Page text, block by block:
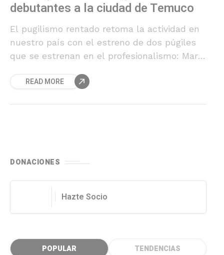
debutantes a la ciudad de Temuco
El pugilismo rentado retoma la actividad en
nuestro país con el estreno de dos púgiles
que se estrenan en el profesionalismo: Mario
READ MORE
DONACIONES
Hazte Socio
POPULAR TENDENCIAS